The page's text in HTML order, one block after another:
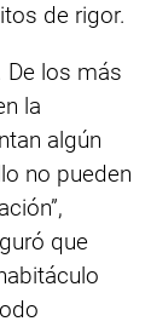
de rigor.
De los más
la
algún
no pueden
que